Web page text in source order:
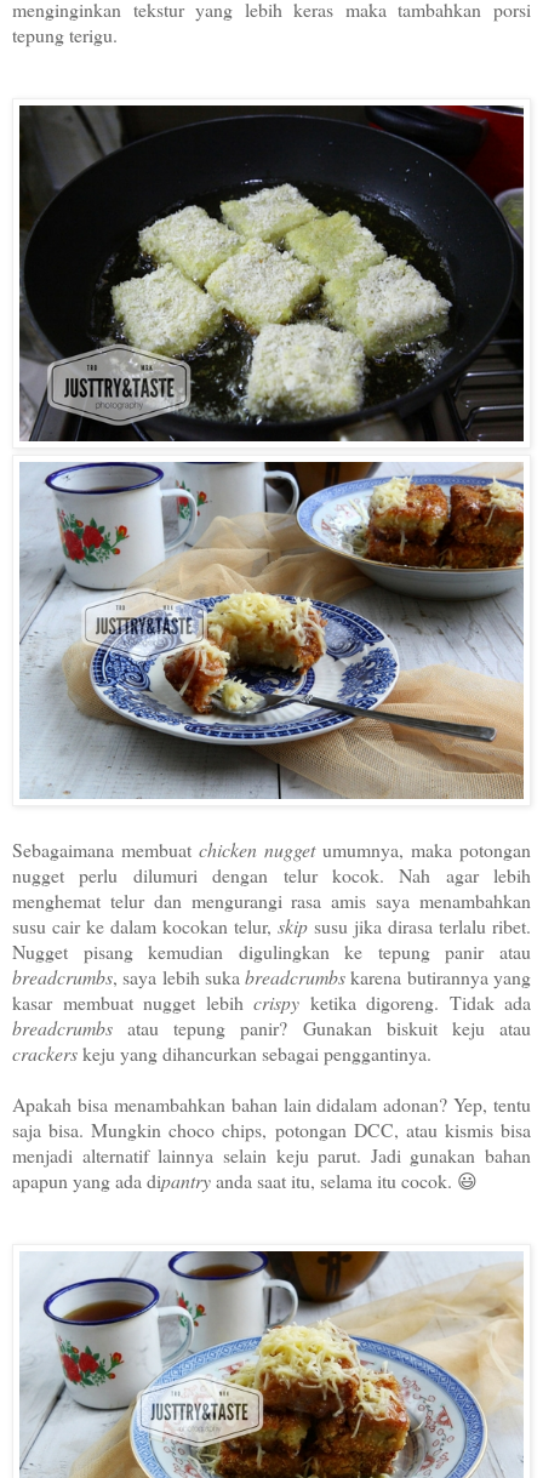
menginginkan tekstur yang lebih keras maka tambahkan porsi
tepung terigu.
Sebagaimana membuat chicken nuggetumumnya, maka potongan
nugget perlu dilumuri dengan telur kocok. Nah agar lebih
menghemat telur dan mengurangi rasa amis saya menambahkan
susu cair ke dalam kocokan telur, skip susu jika dirasa terlalu ribet.
Nugget pisang kemudian digulingkan ke tepung panir atau
breadcrumbs, saya lebih sukabreadcrumbskarena butirannya yang
kasar membuat nugget lebih crispy ketika digoreng. Tidak ada
breadcrumbs atau tepung panir? Gunakan biskuit keju atau
crackerskeju yang dihancurkan sebagai penggantinya.
Apakah bisa menambahkan bahan lain didalam adonan? Yep, tentu
saja bisa. Mungkin choco chips, potongan DCC, atau kismis bisa
menjadi alternatif lainnya selain keju parut. Jadi gunakan bahan
apapun yang ada dipantryanda saat itu, selama itu cocok. 😃